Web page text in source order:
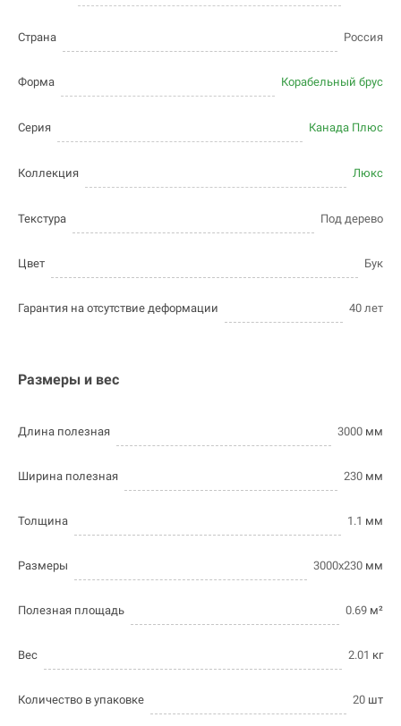
Страна Россия
Форма Корабельный брус
Серия Канада Плюс
Коллекция Люкс
Текстура Под дерево
Цвет Бук
Гарантия на отсутствие деформации 40 лет
Размеры и вес
Длина полезная 3000 мм
Ширина полезная 230 мм
Толщина 1.1 мм
Размеры 3000х230 мм
Полезная площадь 0.69 м²
Вес 2.01 кг
Количество в упаковке 20 шт